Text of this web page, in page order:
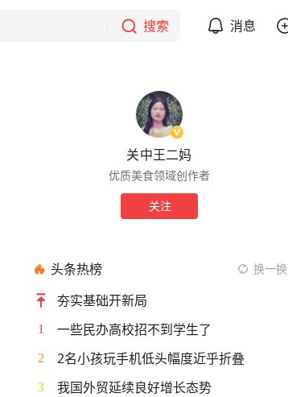
搜索 消息
关中王二妈
优质美食领域创作者
关注
头条热榜 换一换
夯实基础开新局
1 一些民办高校招不到学生了
2 2名小孩玩手机低头幅度近乎折叠
3 我国外贸延续良好增长态势